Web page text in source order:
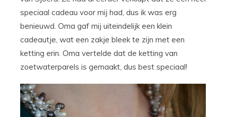
speciaal cadeau voor mij had, dus ik was erg
benieuwd. Oma gaf mij uiteindelijk een klein
cadeautje, wat een zakje bleek te zijn met een
ketting erin. Oma vertelde dat de ketting van
zoetwaterparels is gemaakt, dus best speciaal!